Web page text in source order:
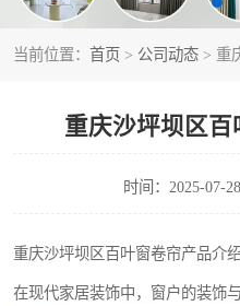
当前位置： 首页 > 公司动态 > 重
重庆沙坪坝区
时间：2025-07-28
重庆沙坪坝区百叶窗卷帘产品介
在现代家居装饰中，窗户的装饰